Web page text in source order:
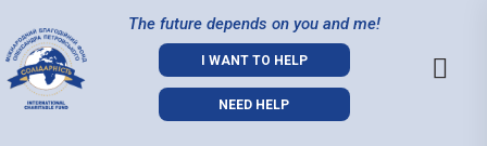
The future depends on you and me!
I WANT TO HELP
NEED HELP